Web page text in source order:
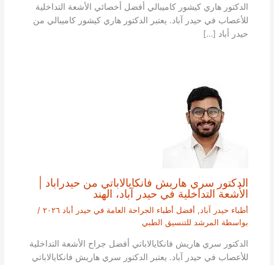
الدكتور هاري كيشور كاميبالي أفضل أخصائي الأشعة التداخلية
للأعصاب في حيدر آباد. يعتبر الدكتور هاري كيشور كاميبالي من
حيدر أباد […]
الدكتور سري هاريش فانكايالاباتي من حيدراباد |
الأشعة التداخلية في حيدر آباد، الهند
أطباء حيدر آباد , أفضل أطباء الجراحة العامة في حيدر أباد ٢٠٢٦
/
بواسطة المرشد للتنسيق الطبي
الدكتور سري هاريش فانكايالاباتي أفضل جراح الأشعة التداخلية
للأعصاب في حيدر آباد. يعتبر الدكتور سري هاريش فانكايالاباتي